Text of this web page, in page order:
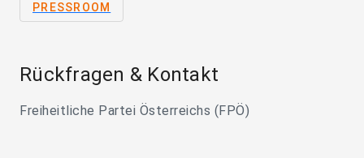
PRESSROOM
Rückfragen & Kontakt
Freiheitliche Partei Österreichs (FPÖ)